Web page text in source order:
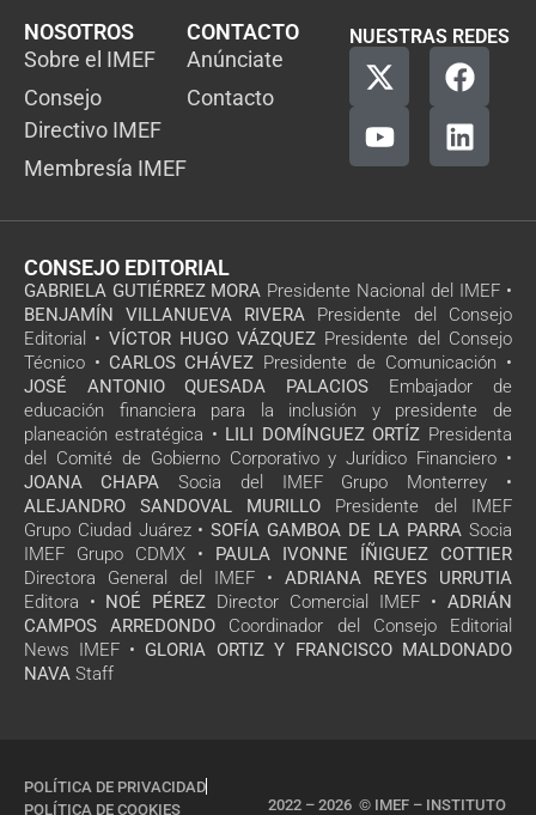
NOSOTROS
Sobre el IMEF
Consejo
Directivo IMEF
Membresía IMEF
CONTACTO
Anúnciate
Contacto
NUESTRAS REDES
CONSEJO EDITORIAL
GABRIELA GUTIÉRREZ MORA Presidente Nacional del IMEF •
BENJAMÍN VILLANUEVA RIVERA Presidente del Consejo
Editorial • VÍCTOR HUGO VÁZQUEZ Presidente del Consejo
Técnico • CARLOS CHÁVEZ Presidente de Comunicación •
JOSÉ ANTONIO QUESADA PALACIOS Embajador de
educación financiera para la inclusión y presidente de
planeación estratégica • LILI DOMÍNGUEZ ORTÍZ Presidenta
del Comité de Gobierno Corporativo y Jurídico Financiero •
JOANA CHAPA Socia del IMEF Grupo Monterrey •
ALEJANDRO SANDOVAL MURILLO Presidente del IMEF
Grupo Ciudad Juárez • SOFÍA GAMBOA DE LA PARRA Socia
IMEF Grupo CDMX • PAULA IVONNE ÍÑIGUEZ COTTIER
Directora General del IMEF • ADRIANA REYES URRUTIA
Editora • NOÉ PÉREZ Director Comercial IMEF • ADRIÁN
CAMPOS ARREDONDO Coordinador del Consejo Editorial
News IMEF • GLORIA ORTIZ Y FRANCISCO MALDONADO
NAVA Staff
2022 – 2026 © IMEF – INSTITUTO
POLÍTICA DE PRIVACIDAD
POLÍTICA DE COOKIES